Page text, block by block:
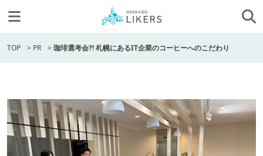
TOP > PR >珈琲選考会?! 札幌にあるIT企業のコーヒーへのこだわり